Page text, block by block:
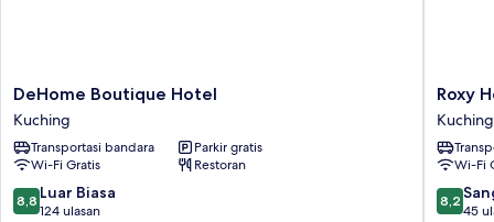
DeHome
Boutique
Hotel
Kuching
DeHome Boutique Hotel
Kuching
Transportasi bandara
Parkir gratis
Wi-Fi Gratis
Restoran
8.8
dari
8,8 Luar Biasa
124 ulasan
Roxy
Hotel
3rd
Mile
Kuching
Roxy
Kuching
Wi-Fi
8.2
dari
8,2
45